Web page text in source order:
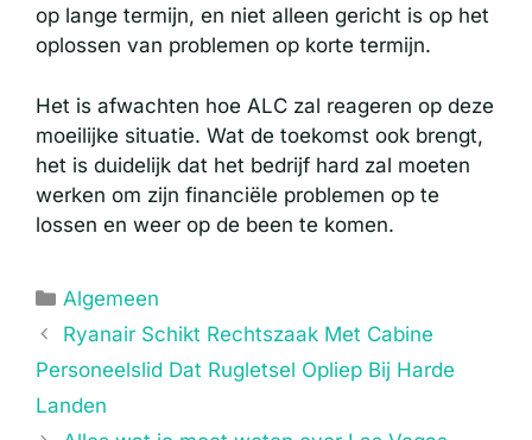
op lange termijn, en niet alleen gericht is op het
oplossen van problemen op korte termijn.
Het is afwachten hoe ALC zal reageren op deze
moeilijke situatie. Wat de toekomst ook brengt,
het is duidelijk dat het bedrijf hard zal moeten
werken om zijn financiële problemen op te
lossen en weer op de been te komen.
Categorieën
Algemeen
Ryanair Schikt Rechtszaak Met Cabine
Personeelslid Dat Rugletsel Opliep Bij Harde
Landen